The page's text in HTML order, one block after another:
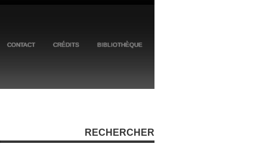
CONTACT CRÉDITS BIBLIOTHÈQUE
RECHERCHER